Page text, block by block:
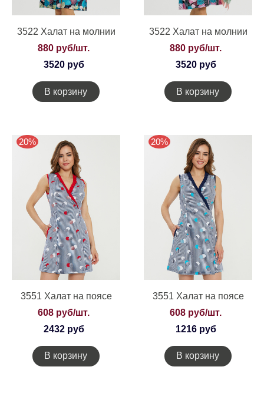
3522 Халат на молнии
880 руб/шт.
3520 руб
В корзину
3522 Халат на молнии
880 руб/шт.
3520 руб
В корзину
3551 Халат на поясе
20%
608 руб/шт.
2432 руб
В корзину
3551 Халат на поясе
20%
608 руб/шт.
1216 руб
В корзину